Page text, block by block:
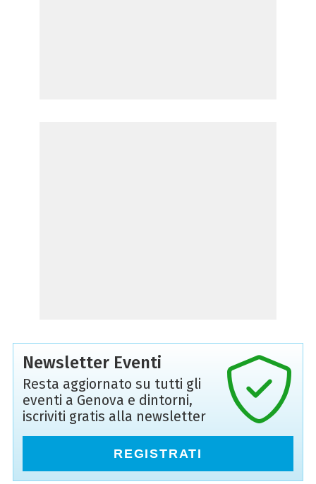
Newsletter Eventi
Resta aggiornato su tutti gli
eventi a Genova e dintorni,
iscriviti gratis alla newsletter
REGISTRATI